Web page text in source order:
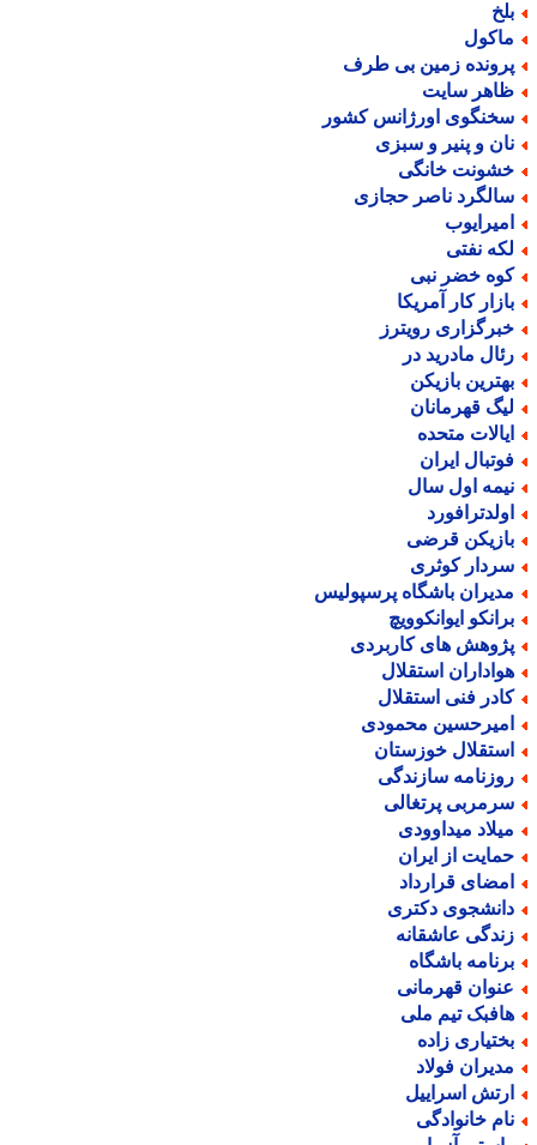
زمین بی طرف
سایت
اورژانس کشور
و پنیر و سبزی
خانگی
ناصر حجازی
نفتی
خضر نبی
کار آمریکا
رویترز
مادرید در
بازیکن
قهرمانان
متحده
ایران
اول سال
قرضی
کوثری
باشگاه پرسپولیس
ایوانکوویچ
های کاربردی
استقلال
فنی استقلال
محمودی
خوزستان
سازندگی
پرتغالی
میداوودی
از ایران
قرارداد
دکتری
عاشقانه
باشگاه
قهرمانی
تیم ملی
زاده
فولاد
اسراییل
خانوادگی